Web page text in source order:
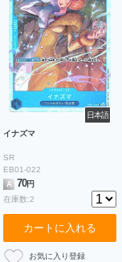
日本語
イナズマ
SR
EB01-022
A
70円
在庫数:2
カートに入れる